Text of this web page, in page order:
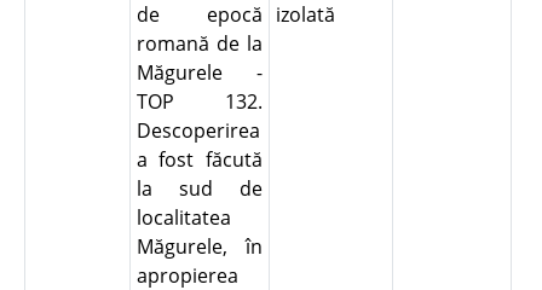
de epocă
romană de la
Măgurele -
TOP 132.
Descoperirea
a fost făcută
la sud de
localitatea
Măgurele, în
apropierea
izolată